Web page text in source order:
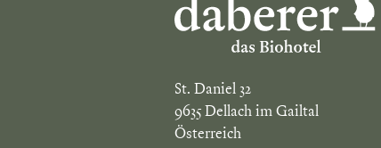
St. Daniel 32
9635 Dellach im Gailtal
Österreich